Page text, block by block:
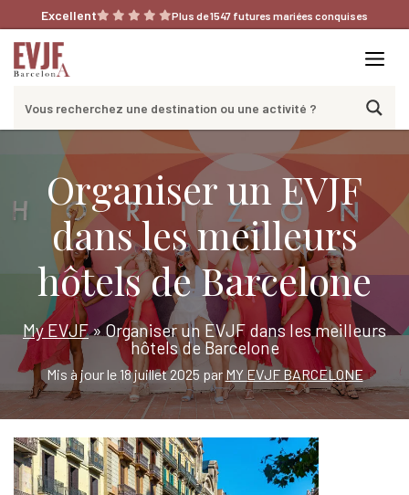
au
contenu
Excellent Plus de 1547 futures mariées conquises
Organiser un EVJF
dans les meilleurs
hôtels de Barcelone
My EVJF»Organiser un EVJF dans les meilleurs
hôtels de Barcelone
Mis à jour le 18 juillet 2025 par MY EVJF BARCELONE